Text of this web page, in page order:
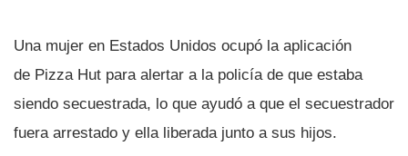
Una mujer en Estados Unidos ocupó la aplicación
de Pizza Hut para alertar a la policí­a de que estaba
siendo secuestrada, lo que ayudó a que el secuestrador
fuera arrestado y ella liberada junto a sus hijos.